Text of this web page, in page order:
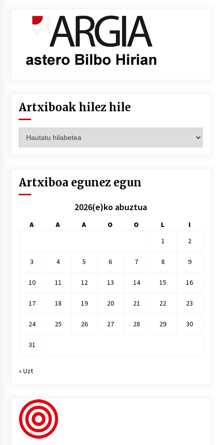
Artxiboak hilez hile
hilez
Artxiboa egunez egun
2026(e)ko abuztua
A A A O O L
I
1
2
3 4 5 6 7 8 9
10 11 12 13 14 15 16
17 18 19 20 21 22 23
24 25 26 27 28 29 30
31
« Uzt